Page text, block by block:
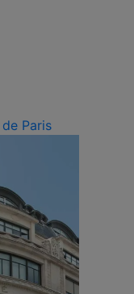
Paris